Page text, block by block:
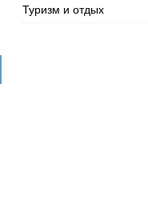
Туризм и отдых